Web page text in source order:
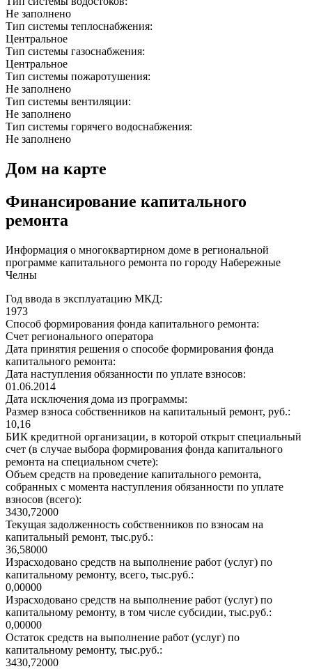
Не заполнено
Тип системы теплоснабжения:
Центральное
Тип системы газоснабжения:
Центральное
Тип системы пожаротушения:
Не заполнено
Тип системы вентиляции:
Не заполнено
Тип системы горячего водоснабжения:
Не заполнено
Дом на карте
Финансирование капитального
ремонта
Информация о многоквартирном доме в региональной
программе капитального ремонта по городу Набережные
Челны
Год ввода в эксплуатацию МКД:
1973
Способ формирования фонда капитального ремонта:
Счет регионального оператора
Дата принятия решения о способе формирования фонда
капитального ремонта:
Дата наступления обязанности по уплате взносов:
01.06.2014
Дата исключения дома из программы:
Размер взноса собственников на капитальный ремонт, руб.:
10,16
БИК кредитной организации, в которой открыт специальный
счет (в случае выбора формирования фонда капитального
ремонта на специальном счете):
Объем средств на проведение капитального ремонта,
собранных с момента наступления обязанности по уплате
взносов (всего):
3430,72000
Текущая задолженность собственников по взносам на
капитальный ремонт, тыс.руб.:
36,58000
Израсходовано средств на выполнение работ (услуг) по
капитальному ремонту, всего, тыс.руб.:
0,00000
Израсходовано средств на выполнение работ (услуг) по
капитальному ремонту, в том числе субсидии, тыс.руб.:
0,00000
Остаток средств на выполнение работ (услуг) по
капитальному ремонту, тыс.руб.:
3430,72000